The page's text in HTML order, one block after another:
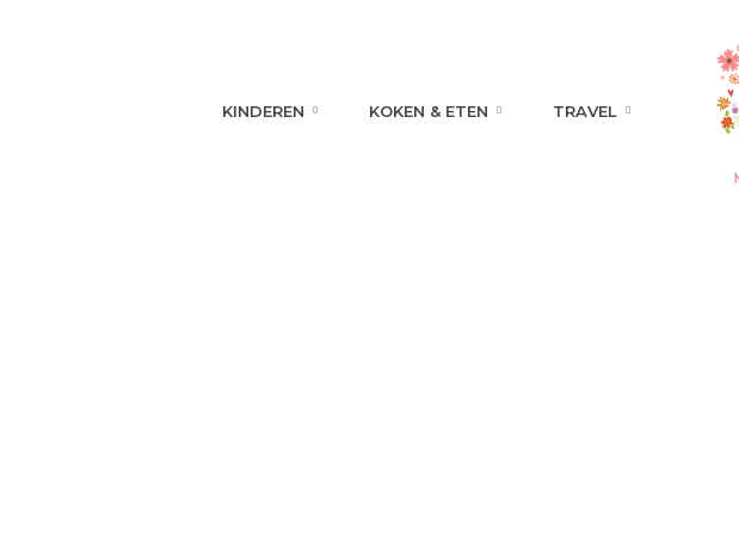
KINDEREN KOKEN & ETEN TRAVEL